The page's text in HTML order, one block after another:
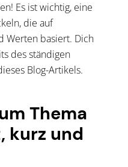
Es ist wichtig, eine
die auf
Werten basiert. Dich
des ständigen
Blog-Artikels.
Thema
, kurz und